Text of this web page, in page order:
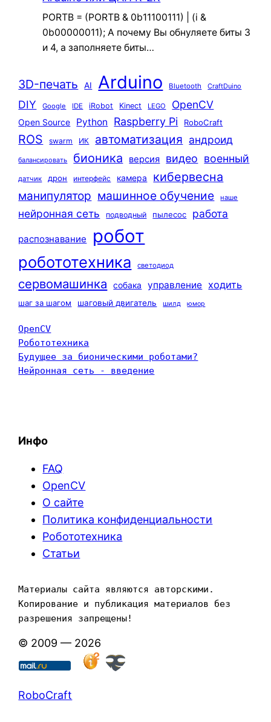
PORTB = (PORTB & 0b11100111) | (i &
0b00000011); А почему Вы обнуляете биты 3
и 4, а заполняете биты…
3D-печать AI Arduino Bluetooth CraftDuino
DIY Google IDE iRobot Kinect LEGO OpenCV
Open Source Python Raspberry Pi RoboCraft
ROS swarm ИК автоматизация андроид
балансировать бионика версия видео военный
датчик дрон интерфейс камера кибервесна
манипулятор машинное обучение наше
нейронная сеть подводный пылесос работа
распознавание робот
робототехника светодиод
сервомашинка собака управление ходить
шаг за шагом шаговый двигатель шилд юмор
OpenCV
Робототехника
Будущее за бионическими роботами?
Нейронная сеть - введение
Инфо
FAQ
OpenCV
О сайте
Политика конфиденциальности
Робототехника
Статьи
Материалы сайта являются авторскими.
Копирование и публикация материалов без
разрешения запрещены!
© 2009 — 2026
RoboCraft